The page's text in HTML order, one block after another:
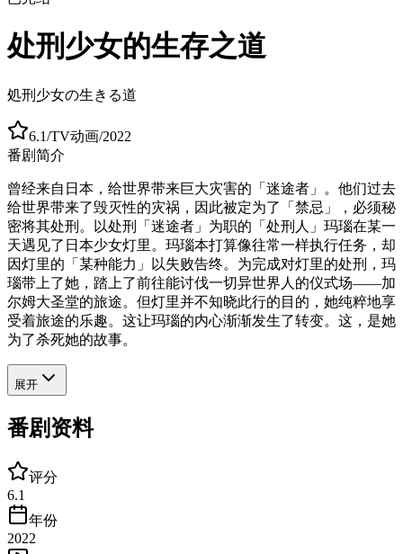
处刑少女的生存之道
処刑少女の生きる道
6.1/TV动画/2022
番剧简介
曾经来自日本，给世界带来巨大灾害的「迷途者」。他们过去
给世界带来了毁灭性的灾祸，因此被定为了「禁忌」，必须秘
密将其处刑。以处刑「迷途者」为职的「处刑人」玛瑙在某一
天遇见了日本少女灯里。玛瑙本打算像往常一样执行任务，却
因灯里的「某种能力」以失败告终。为完成对灯里的处刑，玛
瑙带上了她，踏上了前往能讨伐一切异世界人的仪式场——加
尔姆大圣堂的旅途。但灯里并不知晓此行的目的，她纯粹地享
受着旅途的乐趣。这让玛瑙的内心渐渐发生了转变。这，是她
为了杀死她的故事。
展开
番剧资料
评分
6.1
年份
2022